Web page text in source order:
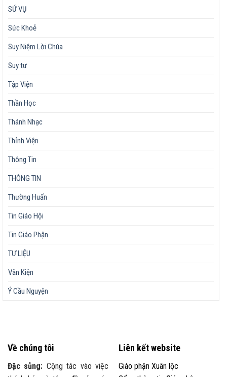
SỨ VỤ
Sức Khoẻ
Suy Niệm Lời Chúa
Suy tư
Tập Viện
Thần Học
Thánh Nhạc
Thỉnh Viện
Thông Tin
THÔNG TIN
Thường Huấn
Tin Giáo Hội
Tin Giáo Phận
TƯ LIỆU
Văn Kiện
Ý Cầu Nguyện
Về chúng tôi
Đặc sủng: Cộng tác vào việc
Liên kết website
Giáo phận Xuân lộc